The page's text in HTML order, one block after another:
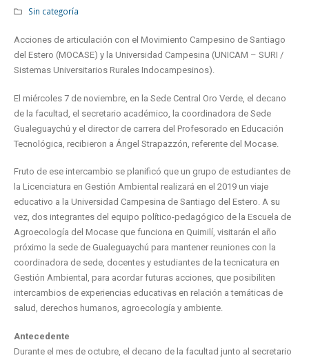
Sin categoría
Acciones de articulación con el Movimiento Campesino de Santiago
del Estero (MOCASE) y la Universidad Campesina (UNICAM – SURI /
Sistemas Universitarios Rurales Indocampesinos).
El miércoles 7 de noviembre, en la Sede Central Oro Verde, el decano
de la facultad, el secretario académico, la coordinadora de Sede
Gualeguaychú y el director de carrera del Profesorado en Educación
Tecnológica, recibieron a Ángel Strapazzón, referente del Mocase.
Fruto de ese intercambio se planificó que un grupo de estudiantes de
la Licenciatura en Gestión Ambiental realizará en el 2019 un viaje
educativo a la Universidad Campesina de Santiago del Estero. A su
vez, dos integrantes del equipo político-pedagógico de la Escuela de
Agroecología del Mocase que funciona en Quimilí, visitarán el año
próximo la sede de Gualeguaychú para mantener reuniones con la
coordinadora de sede, docentes y estudiantes de la tecnicatura en
Gestión Ambiental, para acordar futuras acciones, que posibiliten
intercambios de experiencias educativas en relación a temáticas de
salud, derechos humanos, agroecología y ambiente.
Antecedente
Durante el mes de octubre, el decano de la facultad junto al secretario